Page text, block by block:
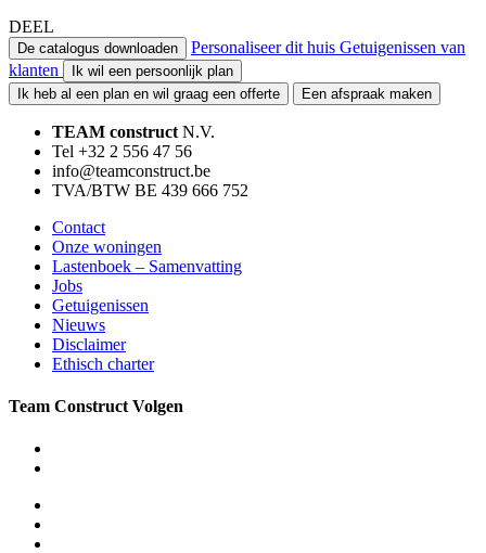
DEEL
De catalogus downloaden Personaliseer dit huis Getuigenissen van
klanten
Ik wil een persoonlijk plan
Ik heb al een plan en wil graag een offerte
Een afspraak maken
TEAM construct N.V.
Tel +32 2 556 47 56
info@teamconstruct.be
TVA/BTW BE 439 666 752
Contact
Onze woningen
Lastenboek – Samenvatting
Jobs
Getuigenissen
Nieuws
Disclaimer
Ethisch charter
Team Construct Volgen